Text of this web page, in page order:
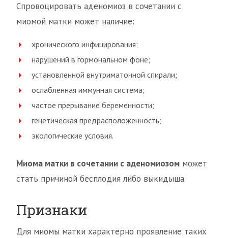
Спровоцировать аденомиоз в сочетании с
миомой матки может наличие:
хронического инфицирования;
нарушений в гормональном фоне;
установленной внутриматочной спирали;
ослабленная иммунная система;
частое прерывание беременности;
генетическая предрасположенность;
экологические условия.
Миома матки в сочетании с аденомиозом может
стать причиной бесплодия либо выкидыша.
Признаки
Для миомы матки характерно проявление таких